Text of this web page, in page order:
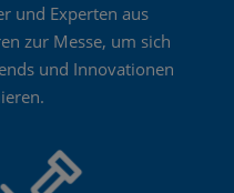
und Experten aus
zur Messe, um sich
und Innovationen